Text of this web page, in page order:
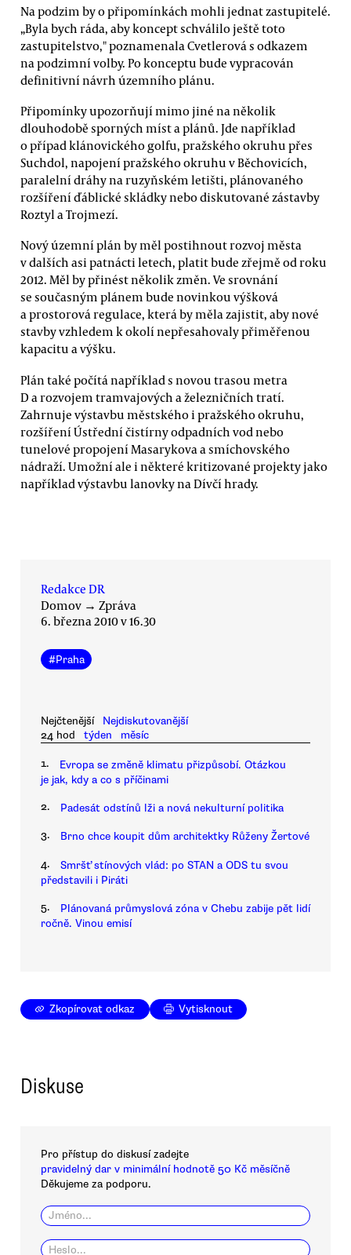
Na podzim by o připomínkách mohli jednat zastupitelé.
„Byla bych ráda, aby koncept schválilo ještě toto
zastupitelstvo," poznamenala Cvetlerová s odkazem
na podzimní volby. Po konceptu bude vypracován
definitivní návrh územního plánu.
Připomínky upozorňují mimo jiné na několik
dlouhodobě sporných míst a plánů. Jde například
o případ klánovického golfu, pražského okruhu přes
Suchdol, napojení pražského okruhu v Běchovicích,
paralelní dráhy na ruzyňském letišti, plánovaného
rozšíření ďáblické skládky nebo diskutované zástavby
Roztyl a Trojmezí.
Nový územní plán by měl postihnout rozvoj města
v dalších asi patnácti letech, platit bude zřejmě od roku
2012. Měl by přinést několik změn. Ve srovnání
se současným plánem bude novinkou výšková
a prostorová regulace, která by měla zajistit, aby nové
stavby vzhledem k okolí nepřesahovaly přiměřenou
kapacitu a výšku.
Plán také počítá například s novou trasou metra
D a rozvojem tramvajových a železničních tratí.
Zahrnuje výstavbu městského i pražského okruhu,
rozšíření Ústřední čistírny odpadních vod nebo
tunelové propojení Masarykova a smíchovského
nádraží. Umožní ale i některé kritizované projekty jako
například výstavbu lanovky na Dívčí hrady.
Redakce DR
Domov → Zpráva
6. března 2010 v 16.30
#Praha
Nejčtenější
Nejdiskutovanější
24 hod
týden měsíc
1.
Evropa se změně klimatu přizpůsobí. Otázkou
je jak, kdy a co s příčinami
2. Padesát odstínů lži a nová nekulturní politika
3. Brno chce koupit dům architektky Růženy Žertové
4.
Smršť stínových vlád: po STAN a ODS tu svou
představili i Piráti
5.
Plánovaná průmyslová zóna v Chebu zabije pět lidí
ročně. Vinou emisí
Zkopírovat odkaz Vytisknout
Diskuse
Pro přístup do diskusí zadejte
pravidelný dar v minimální hodnotě 50 Kč měsíčně
Děkujeme za podporu.